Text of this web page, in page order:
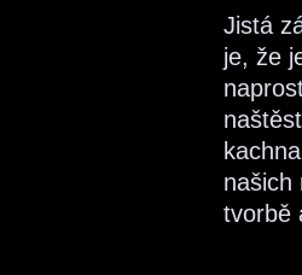
Jistá
je, že
našich
tvorbě